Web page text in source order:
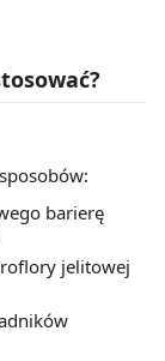
barierę
jelitowej